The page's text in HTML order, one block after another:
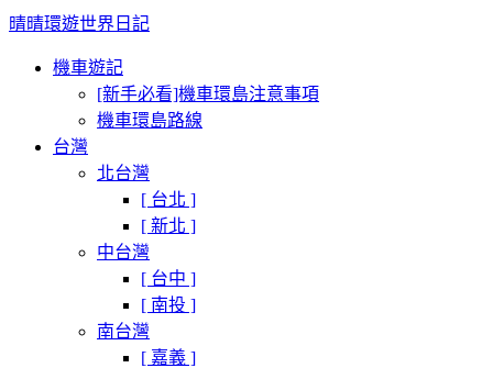
晴晴環遊世界日記
機車遊記
[新手必看]機車環島注意事項
機車環島路線
台灣
北台灣
[ 台北 ]
[ 新北 ]
中台灣
[ 台中 ]
[ 南投 ]
南台灣
[ 嘉義 ]